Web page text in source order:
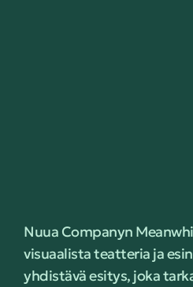
Nuua Companyn
visuaalista teatteria ja
yhdistävä esitys, joka